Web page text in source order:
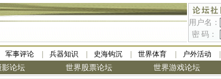
用户名：
密 码：
军事评论 兵器知识 史海钩沉 世界体育 户外活动
影论坛 世界股票论坛 世界游戏论坛